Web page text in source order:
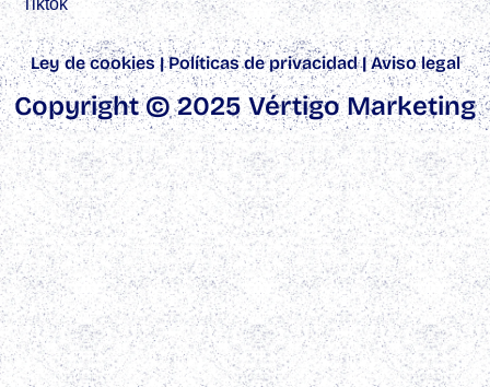
Tiktok
Ley de cookies |Políticas de privacidad|Aviso legal
Copyright © 2025 Vértigo Marketing